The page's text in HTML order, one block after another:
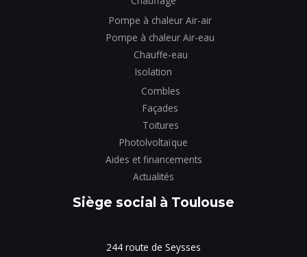
Pompe à chaleur Air-air
Pompe à chaleur Air-eau
Chauffe-eau
Isolation
Combles
Façades
Toitures
Photolvoltaïque
Aides et financements
Actualités
Siège social à Toulouse
244 route de Seysses